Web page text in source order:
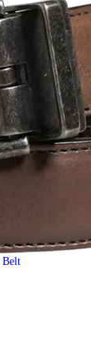
Belt